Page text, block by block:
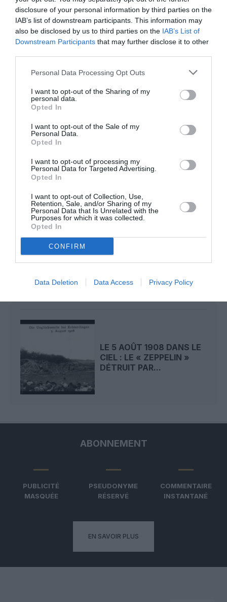
disclosure of your personal information by third parties on the
IAB’s list of downstream participants. This information may
also be disclosed by us to third parties on the IAB’s List of
Downstream Participants that may further disclose it to other
Personal Data Processing Opt Outs
I want to opt-out of the Sharing of my
personal data.
Opted In
I want to opt-out of the Sale of my
Personal Data.
Opted In
I want to opt-out of processing my
Personal Data for Targeted Advertising.
Opted In
I want to opt-out of Collection, Use,
Retention, Sale, and/or Sharing of my
Personal Data that Is Unrelated with the
Purposes for which it was collected.
Opted In
CONFIRM
Data Deletion Data Access Privacy Policy
Badissi novembri
a commenté l'article :
Nice–Corse : ces vols électriques qui se profilent à
l’horizon 2030
histoire de l'aviation
CIEL : ROGER SOMMER
FAIT ENCORE
LE 6 AOÛT 1909 DANS LE
CIEL : ROGER SOMMER
LE 5 AOÛT 1908 DANS LE
CIEL : LE « ZEPPELIN »
DÉTRUIT PAR...
ABONNEMENT
PUBLICITÉ
MASQUÉE
PSEUDONYME
RÉSERVÉ
COMMENTAIRE
INSTANTANÉ
EN SAVOIR PLUS